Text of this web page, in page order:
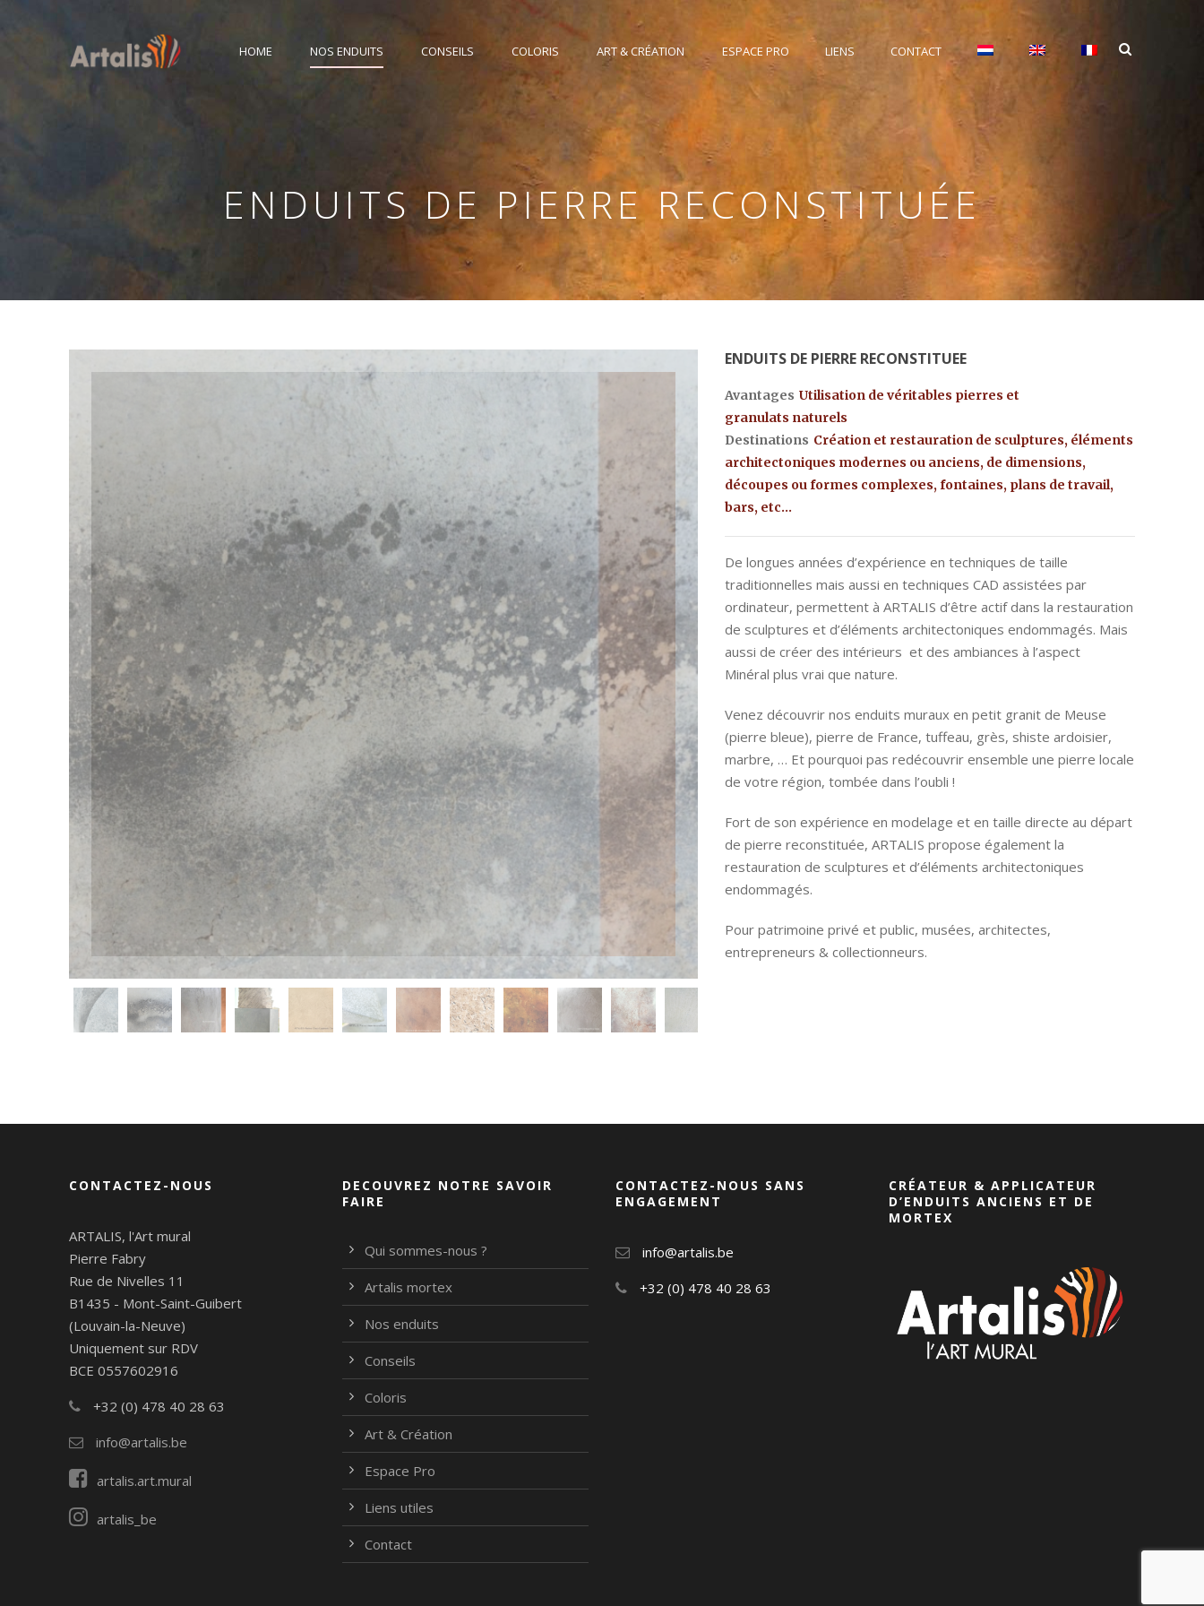
HOME NOS ENDUITS CONSEILS COLORIS ART & CRÉATION ESPACE PRO LIENS CONTACT
ENDUITS DE PIERRE RECONSTITUÉE
ENDUITS DE PIERRE RECONSTITUEE
Avantages Utilisation de véritables pierres et
granulats naturels
Destinations Création et restauration de sculptures, éléments
architectoniques modernes ou anciens, de dimensions,
découpes ou formes complexes, fontaines, plans de travail,
bars, etc…
De longues années d’expérience en techniques de taille
traditionnelles mais aussi en techniques CAD assistées par
ordinateur, permettent à ARTALIS d’être actif dans la restauration
de sculptures et d’éléments architectoniques endommagés. Mais
aussi de créer des intérieurs et des ambiances à l’aspect
Minéral plus vrai que nature.
Venez découvrir nos enduits muraux en petit granit de Meuse
(pierre bleue), pierre de France, tuffeau, grès, shiste ardoisier,
marbre, … Et pourquoi pas redécouvrir ensemble une pierre locale
de votre région, tombée dans l’oubli !
Fort de son expérience en modelage et en taille directe au départ
de pierre reconstituée, ARTALIS propose également la
restauration de sculptures et d’éléments architectoniques
endommagés.
Pour patrimoine privé et public, musées, architectes,
entrepreneurs & collectionneurs.
CONTACTEZ-NOUS
ARTALIS, l'Art mural
Pierre Fabry
Rue de Nivelles 11
B1435 - Mont-Saint-Guibert
(Louvain-la-Neuve)
Uniquement sur RDV
BCE 0557602916
+32 (0) 478 40 28 63
info@artalis.be
artalis.art.mural
artalis_be
DECOUVREZ NOTRE SAVOIR
FAIRE
Qui sommes-nous ?
Artalis mortex
Nos enduits
Conseils
Coloris
Art & Création
Espace Pro
Liens utiles
Contact
CONTACTEZ-NOUS SANS
ENGAGEMENT
info@artalis.be
+32 (0) 478 40 28 63
CRÉATEUR & APPLICATEUR
D’ENDUITS ANCIENS ET DE
MORTEX